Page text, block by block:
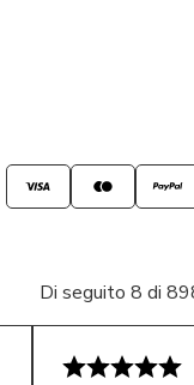
Di seguito 8 di